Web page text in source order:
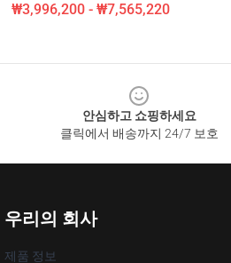
₩3,996,200 - ₩7,565,220
안심하고 쇼핑하세요
클릭에서 배송까지 24/7 보호
우리의 회사
제품 정보